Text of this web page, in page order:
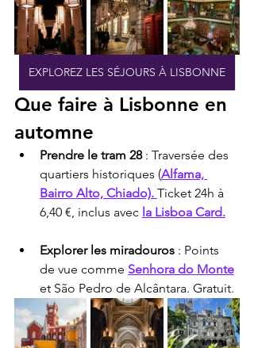
EXPLOREZ LES SÉJOURS À LISBONNE
Que faire à Lisbonne en
automne
Prendre le tram 28 : Traversée des
quartiers historiques (Alfama,
Bairro Alto, Chiado). Ticket 24h à
6,40 €, inclus avec la Lisboa Card.
Explorer les miradouros : Points
de vue comme Senhora do Monte
et São Pedro de Alcântara. Gratuit.